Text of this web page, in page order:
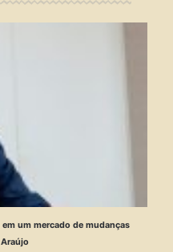
um mercado de mudanças